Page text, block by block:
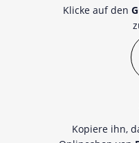
Klicke auf den
Kopiere ihn,